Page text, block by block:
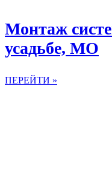
Монтаж
усадьбе, МО
ПЕРЕЙТИ »